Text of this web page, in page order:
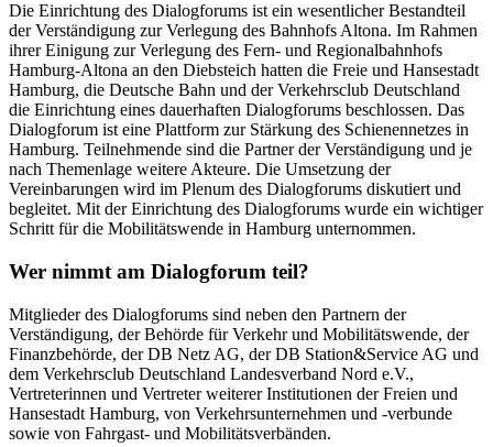
Die Einrichtung des Dialogforums ist ein wesentlicher Bestandteil
der Verständigung zur Verlegung des Bahnhofs Altona. Im Rahmen
ihrer Einigung zur Verlegung des Fern- und Regionalbahnhofs
Hamburg-Altona an den Diebsteich hatten die Freie und Hansestadt
Hamburg, die Deutsche Bahn und der Verkehrsclub Deutschland
die Einrichtung eines dauerhaften Dialogforums beschlossen. Das
Dialogforum ist eine Plattform zur Stärkung des Schienennetzes in
Hamburg. Teilnehmende sind die Partner der Verständigung und je
nach Themenlage weitere Akteure. Die Umsetzung der
Vereinbarungen wird im Plenum des Dialogforums diskutiert und
begleitet. Mit der Einrichtung des Dialogforums wurde ein wichtiger
Schritt für die Mobilitätswende in Hamburg unternommen.
Wer nimmt am Dialogforum teil?
Mitglieder des Dialogforums sind neben den Partnern der
Verständigung, der Behörde für Verkehr und Mobilitätswende, der
Finanzbehörde, der DB Netz AG, der DB Station&Service AG und
dem Verkehrsclub Deutschland Landesverband Nord e.V.,
Vertreterinnen und Vertreter weiterer Institutionen der Freien und
Hansestadt Hamburg, von Verkehrsunternehmen und -verbunde
sowie von Fahrgast- und Mobilitätsverbänden.